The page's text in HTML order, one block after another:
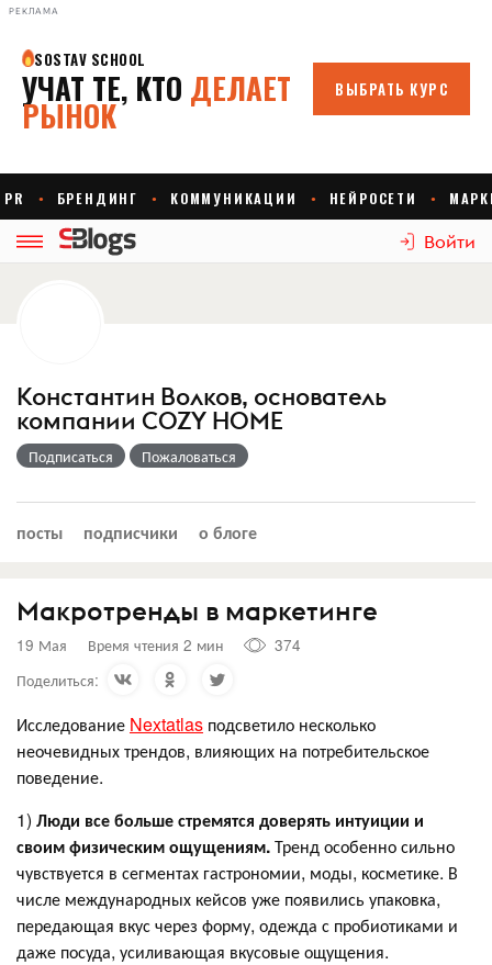
РЕКЛАМА
Войти
Константин Волков, основатель
компании COZY HOME
Подписаться Пожаловаться
посты подписчики о блоге
Макротренды в маркетинге
19 Мая Время чтения 2 мин
374
Поделиться:
Исследование Nextatlas подсветило несколько
неочевидных трендов, влияющих на потребительское
поведение.
1) Люди все больше стремятся доверять интуиции и
своим физическим ощущениям.Тренд особенно сильно
чувствуется в сегментах гастрономии, моды, косметике. В
числе международных кейсов уже появились упаковка,
передающая вкус через форму, одежда с пробиотиками и
даже посуда, усиливающая вкусовые ощущения.